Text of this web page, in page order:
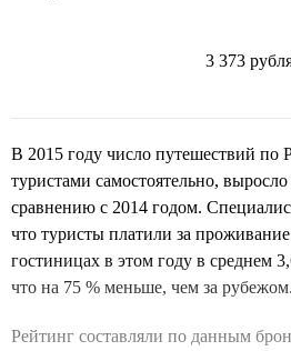
3 373
В 2015 году число путешествий по
туристами самостоятельно,
сравнению с 2014 годом.
что туристы платили за
гостиницах в этом году в среднем
что на 75 % меньше, чем за рубежом.
Рейтинг составляли по данным